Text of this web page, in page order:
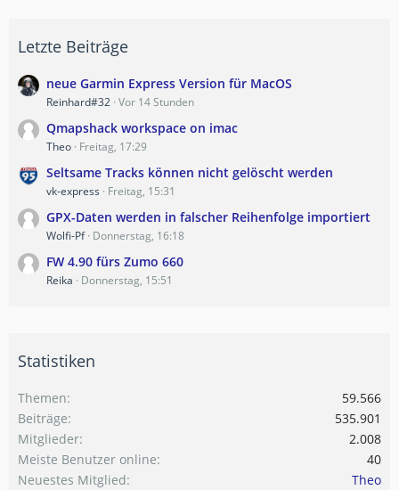
Letzte Beiträge
neue Garmin Express Version für MacOS
Reinhard#32 Vor 14 Stunden
Qmapshack workspace on imac
Theo Freitag, 17:29
Seltsame Tracks können nicht gelöscht werden
vk-express Freitag, 15:31
GPX-Daten werden in falscher Reihenfolge importiert
Wolfi-Pf Donnerstag, 16:18
FW 4.90 fürs Zumo 660
Reika Donnerstag, 15:51
Statistiken
Themen
59.566
Beiträge
535.901
Mitglieder
2.008
Meiste Benutzer online
40
Neuestes Mitglied
Theo